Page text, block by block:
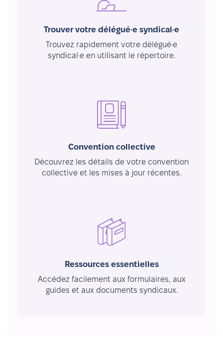
Trouver votre délégué·e syndical·e
Trouvez rapidement votre délégué·e
syndical·e en utilisant le répertoire.
Convention collective
Découvrez les détails de votre convention
collective et les mises à jour récentes.
Ressources essentielles
Accédez facilement aux formulaires, aux
guides et aux documents syndicaux.